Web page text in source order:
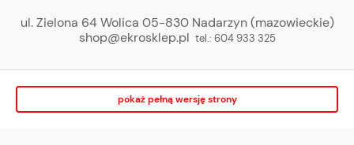
ul. Zielona 64 Wolica 05-830 Nadarzyn (mazowieckie)
shop@ekrosklep.pl tel.: 604 933 325
pokaż pełną wersję strony